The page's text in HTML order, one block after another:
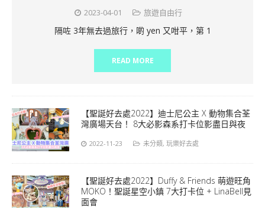
2023-04-01 旅遊自由行
隔咗 3年無去過旅行，啲 yen 又咁平，第 1
READ MORE
【聖誕好去處2022】迪士尼公主 X 動物集合荃
灣廣場天台！ 8大必影森系打卡位影盡日與夜
2022-11-23 未分類, 玩樂好去處
【聖誕好去處2022】Duffy & Friends 萌遊旺角
MOKO！聖誕星空小鎮 7大打卡位 + LinaBell見
面會